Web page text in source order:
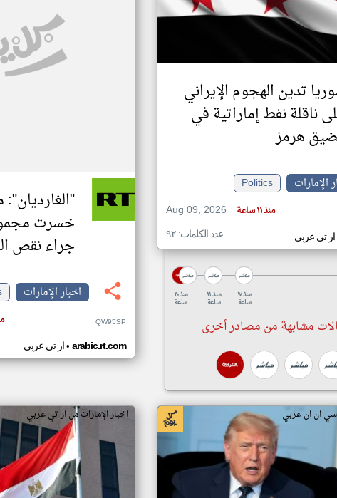
تدين الهجوم الإيراني
ناقلة نفط إماراتية في
هرمز
الإمارات
Politics
Aug 09, 2026
منذ ١١ ساعة
ار تي عربي عدد الكلمات: ٩٢
منذ ٢٠
ساعة
منذ ١٩
ساعة
منذ ١٧
ساعة
خسرت
جراء نقص
اخبار الإمارات
QW95SP
ار تي عربي• arabic.rt.com
سي ان ان عربي اخبار الإمارات من ار تي عربي